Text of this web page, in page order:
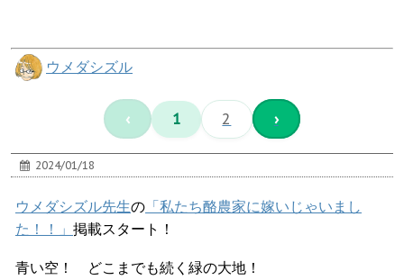
ウメダシズル
‹ 1 2 ›
2024/01/18
ウメダシズル先生の 「私たち酪農家に嫁いじゃいまし
た！！」 掲載スタート！
青い空！ どこまでも続く緑の大地！